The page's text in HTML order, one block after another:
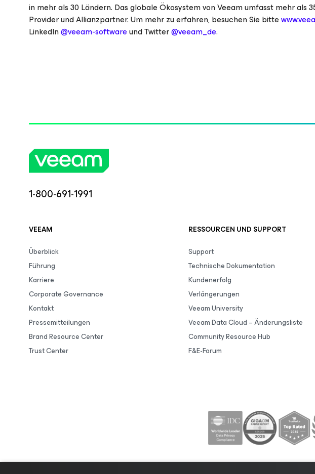
in mehr als 30 Ländern. Das globale Ökosystem von Veeam umfasst mehr als
Provider und Allianzpartner. Um mehr zu erfahren, besuchen Sie bitte
LinkedIn@veeam-softwareund Twitter@veeam_de.
1-800-691-1991
VEEAM
Überblick
Führung
Karriere
Corporate Governance
Kontakt
Pressemitteilungen
Brand Resource Center
Trust Center
RESSOURCEN UND SUPPORT
Support
Technische Dokumentation
Kundenerfolg
Verlängerungen
Veeam University
Veeam Data Cloud – Änderungsliste
Community Resource Hub
F&E-Forum